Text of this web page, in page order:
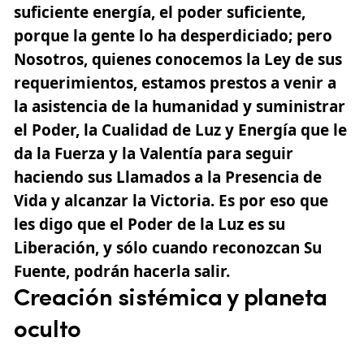
suficiente energía, el poder suficiente,
porque la gente lo ha desperdiciado; pero
Nosotros, quienes conocemos la Ley de sus
requerimientos, estamos prestos a venir a
la asistencia de la humanidad y suministrar
el Poder, la Cualidad de Luz y Energía que le
da la Fuerza y la Valentía para seguir
haciendo sus Llamados a la Presencia de
Vida y alcanzar la Victoria. Es por eso que
les digo que el Poder de la Luz es su
Liberación, y sólo cuando reconozcan Su
Fuente, podrán hacerla salir.
Creación sistémica y planeta
oculto